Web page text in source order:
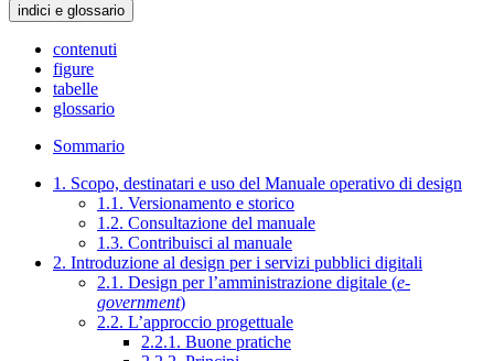
indici e glossario
contenuti
figure
tabelle
glossario
Sommario
1. Scopo, destinatari e uso del Manuale operativo di design
1.1. Versionamento e storico
1.2. Consultazione del manuale
1.3. Contribuisci al manuale
2. Introduzione al design per i servizi pubblici digitali
2.1. Design per l’amministrazione digitale (e-
government)
2.2. L’approccio progettuale
2.2.1. Buone pratiche